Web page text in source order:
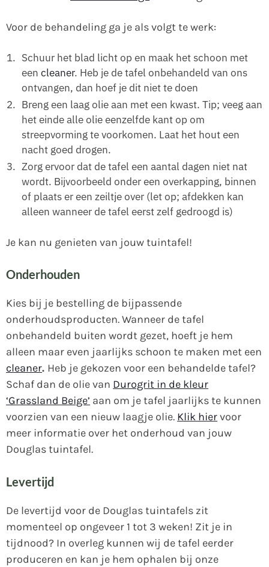
Voor de behandeling ga je als volgt te werk:
Schuur het blad licht op en maak het schoon met
een cleaner. Heb je de tafel onbehandeld van ons
ontvangen, dan hoef je dit niet te doen
Breng een laag olie aan met een kwast. Tip; veeg aan
het einde alle olie eenzelfde kant op om
streepvorming te voorkomen. Laat het hout een
nacht goed drogen.
Zorg ervoor dat de tafel een aantal dagen niet nat
wordt. Bijvoorbeeld onder een overkapping, binnen
of plaats er een zeiltje over (let op; afdekken kan
alleen wanneer de tafel eerst zelf gedroogd is)
Je kan nu genieten van jouw tuintafel!
Onderhouden
Kies bij je bestelling de bijpassende
onderhoudsproducten. Wanneer de tafel
onbehandeld buiten wordt gezet, hoeft je hem
alleen maar even jaarlijks schoon te maken met een
cleaner. Heb je gekozen voor een behandelde tafel?
Schaf dan de olie van Durogrit in de kleur
‘Grassland Beige’ aan om je tafel jaarlijks te kunnen
voorzien van een nieuw laagje olie. Klik hiervoor
meer informatie over het onderhoud van jouw
Douglas tuintafel.
Levertijd
De levertijd voor de Douglas tuintafels zit
momenteel op ongeveer 1 tot 3 weken! Zit je in
tijdnood? In overleg kunnen wij de tafel eerder
produceren en kan je hem ophalen bij onze